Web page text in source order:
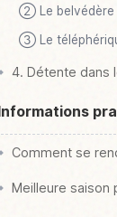
② Le belvédère
③ Le
4. Détente dans
Comment se
Meilleure saison